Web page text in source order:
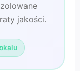
jakości.